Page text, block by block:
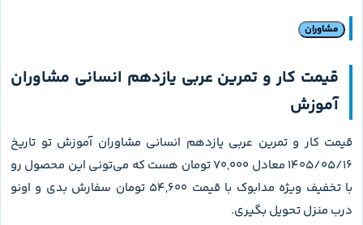
مشاوران
قیمت کار و تمرین عربی یازدهم انسانی مشاوران
آموزش
قیمت کار و تمرین عربی یازدهم انسانی مشاوران آموزش تو تاریخ
1405/05/16 معادل 70,000 تومان هست که می‌تونی این محصول رو
با تخفیف ویژه مدابوک با قیمت 54,600 تومان سفارش بدی و اونو
درب منزل تحویل بگیری.